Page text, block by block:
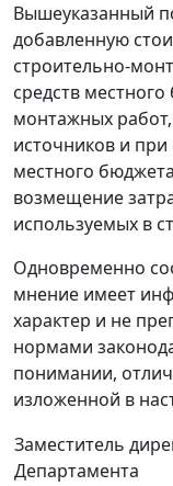
Вышеуказанный
добавленную
строительно-
средств
монтажных
источников и
местного
возмещение
используемых в
Одновременно
мнение имеет
характер и не
нормами
понимании,
изложенной в
Заместитель
Департамента